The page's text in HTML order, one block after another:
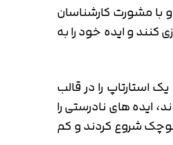
با مشورت کارشناسان
کنند و ایده خود را به
و یک استارتاپ را در قالب
ایده های نادرستی را
شروع کردند و کم